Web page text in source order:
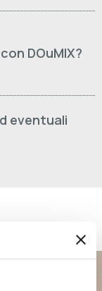
DOuMIX?
eventuali